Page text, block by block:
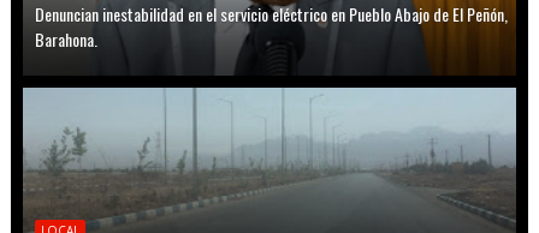
Denuncian inestabilidad en el servicio eléctrico en Pueblo Abajo de El Peñón,
Barahona.